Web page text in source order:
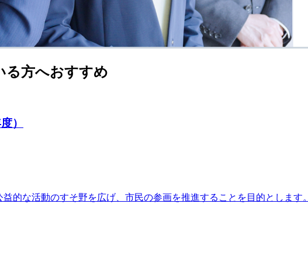
る方へおすすめ
）
的な活動のすそ野を広げ、市民の参画を推進することを目的とします。